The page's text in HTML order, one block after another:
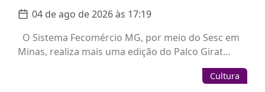
04 de ago de 2026 às 17:19
O Sistema Fecomércio MG, por meio do Sesc em
Minas, realiza mais uma edição do Palco Girat...
Cultura